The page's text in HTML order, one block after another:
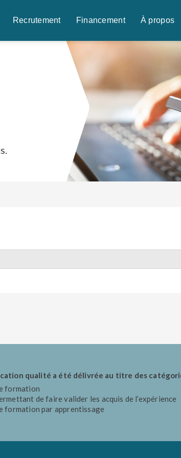
Recrutement Financement À propos
qualité a été délivrée au titre des
formation
de faire valider les acquis de l’expérience
formation par apprentissage